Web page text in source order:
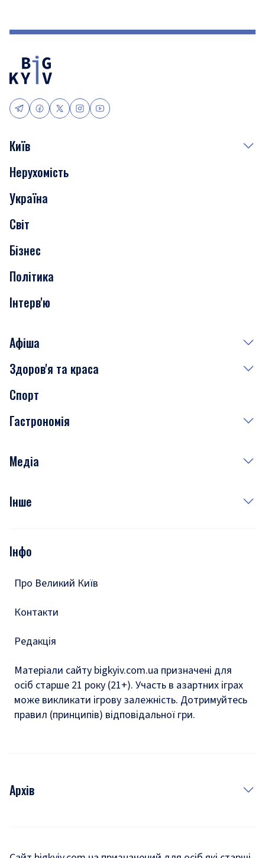
Київ
Події
Скандали
Нерухомість
Транспорт
Нерухомість
Україна
Світ
Бізнес
Політика
Інтерв'ю
Афіша
Сьогодні
Завтра
Субота
Здоров'я та краса
Медицина
Краса
Спорт
Гастрономія
Рецепти
Медіа
Фото
Подкасти
Інше
Тести
Інфо
Про Великий Київ
Контакти
Редакція
Матеріали сайту bigkyiv.com.ua призначені для
осіб старше 21 року (21+). Участь в азартних іграх
може викликати ігрову залежність. Дотримуйтесь
правил (принципів) відповідальної гри.
Архів